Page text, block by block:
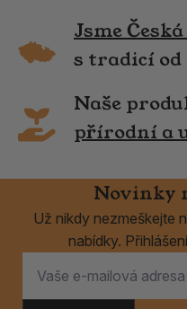
Jsme
s tradicí od
Naše
přírodní a
Novinky
Už nikdy nezmeškejte
nabídky.